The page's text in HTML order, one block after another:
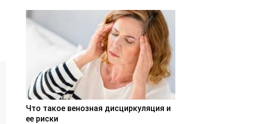
Что такое венозная дисциркуляция и
ее риски